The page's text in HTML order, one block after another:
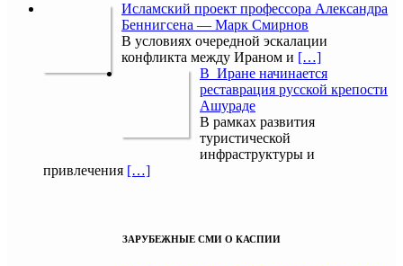
Исламский проект профессора Александра
Беннигсена — Марк Смирнов
В условиях очередной эскалации
конфликта между Ираном и […]
В Иране начинается
реставрация русской крепости
Ашураде
В рамках развития
туристической
инфраструктуры и
привлечения […]
ЗАРУБЕЖНЫЕ СМИ О КАСПИИ